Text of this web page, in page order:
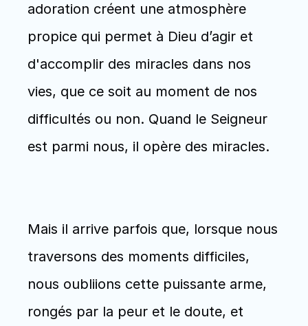
adoration créent une atmosphère
propice qui permet à Dieu d’agir et
d'accomplir des miracles dans nos
vies, que ce soit au moment de nos
difficultés ou non. Quand le Seigneur
est parmi nous, il opère des miracles.
Mais il arrive parfois que, lorsque nous
traversons des moments difficiles,
nous oubliions cette puissante arme,
rongés par la peur et le doute, et